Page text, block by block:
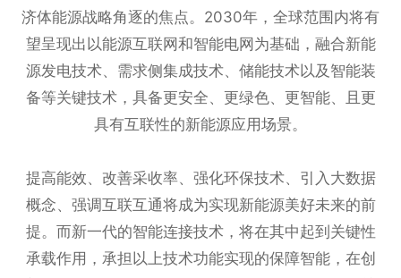
济体能源战略角逐的焦点。2030年，全球范围内将有
望呈现出以能源互联网和智能电网为基础，融合新能
源发电技术、需求侧集成技术、储能技术以及智能装
备等关键技术，具备更安全、更绿色、更智能、且更
具有互联性的新能源应用场景。
提高能效、改善采收率、强化环保技术、引入大数据
概念、强调互联互通将成为实现新能源美好未来的前
提。而新一代的智能连接技术，将在其中起到关键性
承载作用，承担以上技术功能实现的保障智能，在创